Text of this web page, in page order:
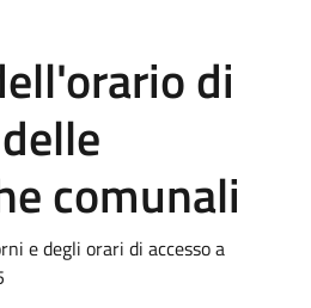
di
comunali
e degli orari di accesso a